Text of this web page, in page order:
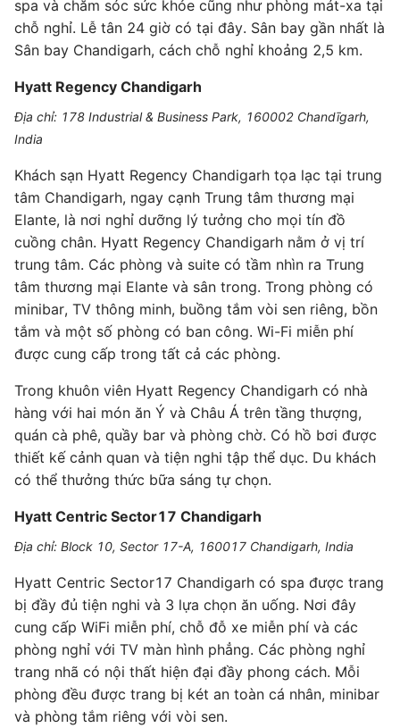
spa và chăm sóc sức khỏe cũng như phòng mát-xa tại
chỗ nghỉ. Lễ tân 24 giờ có tại đây. Sân bay gần nhất là
Sân bay Chandigarh, cách chỗ nghỉ khoảng 2,5 km.
Hyatt Regency Chandigarh
Địa chỉ: 178 Industrial & Business Park, 160002 Chandīgarh,
India
Khách sạn Hyatt Regency Chandigarh tọa lạc tại trung
tâm Chandigarh, ngay cạnh Trung tâm thương mại
Elante, là nơi nghỉ dưỡng lý tưởng cho mọi tín đồ
cuồng chân. Hyatt Regency Chandigarh nằm ở vị trí
trung tâm. Các phòng và suite có tầm nhìn ra Trung
tâm thương mại Elante và sân trong. Trong phòng có
minibar, TV thông minh, buồng tắm vòi sen riêng, bồn
tắm và một số phòng có ban công. Wi-Fi miễn phí
được cung cấp trong tất cả các phòng.
Trong khuôn viên Hyatt Regency Chandigarh có nhà
hàng với hai món ăn Ý và Châu Á trên tầng thượng,
quán cà phê, quầy bar và phòng chờ. Có hồ bơi được
thiết kế cảnh quan và tiện nghi tập thể dục. Du khách
có thể thưởng thức bữa sáng tự chọn.
Hyatt Centric Sector17 Chandigarh
Địa chỉ: Block 10, Sector 17-A, 160017 Chandigarh, India
Hyatt Centric Sector17 Chandigarh có spa được trang
bị đầy đủ tiện nghi và 3 lựa chọn ăn uống. Nơi đây
cung cấp WiFi miễn phí, chỗ đỗ xe miễn phí và các
phòng nghỉ với TV màn hình phẳng. Các phòng nghỉ
trang nhã có nội thất hiện đại đầy phong cách. Mỗi
phòng đều được trang bị két an toàn cá nhân, minibar
và phòng tắm riêng với vòi sen.